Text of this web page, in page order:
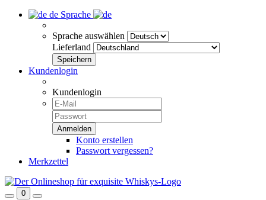
de Sprache
Sprache auswählen
Lieferland
Kundenlogin
Kundenlogin
Konto erstellen
Passwort vergessen?
Merkzettel
0